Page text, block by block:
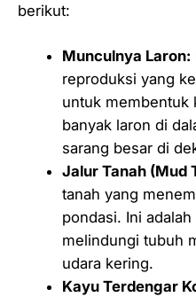
berikut:
Munculnya Laron:
reproduksi yang
untuk membentuk
banyak laron di
sarang besar di
Jalur Tanah (Mud
tanah yang
pondasi. Ini
melindungi tubuh
udara kering.
Kayu Terdengar